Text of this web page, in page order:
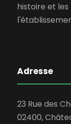
histoire et
Adresse
23 Rue des
02400,